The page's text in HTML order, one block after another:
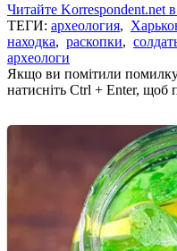
Читайте Korrespondent.net
ТЕГИ: археология,
находка, раскопки,
археологи
Якщо ви помітили помилку,
натисніть Ctrl + Enter, щоб